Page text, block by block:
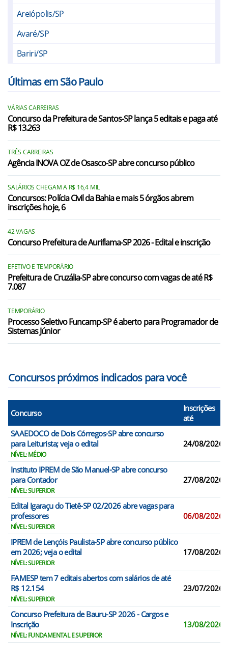
Areiópolis/SP
Avaré/SP
Bariri/SP
Bocaina/SP
Boracéia/SP
Borebi/SP
Botucatu/SP
Cabrália Paulista/SP
Dois Córregos/SP
Igaraçu do Tietê/SP
Itapuí/SP
Itatinga/SP
Jaú/SP
Lençóis Paulista/SP
Macatuba/SP
Últimas em São Paulo
VÁRIAS CARREIRAS
Concurso da Prefeitura de Santos-SP lança 5 editais e paga até
R$ 13.263
TRÊS CARREIRAS
Agência INOVA OZ de Osasco-SP abre concurso público
SALÁRIOS CHEGAM A R$ 16,4 MIL
Concursos: Polícia Civil da Bahia e mais 5 órgãos abrem
inscrições hoje, 6
42 VAGAS
Concurso Prefeitura de Auriflama-SP 2026 - Edital e inscrição
EFETIVO E TEMPORÁRIO
Prefeitura de Cruzália-SP abre concurso com vagas de até R$
7.087
TEMPORÁRIO
Processo Seletivo Funcamp-SP é aberto para Programador de
Sistemas Júnior
Concursos próximos indicados para você
Concurso
Inscrições
até
SAAEDOCO de Dois Córregos-SP abre concurso
para Leiturista; veja o edital
NÍVEL: MÉDIO
24/08/2026
Instituto IPREM de São Manuel-SP abre concurso
para Contador
NÍVEL: SUPERIOR
27/08/2026
Edital Igaraçu do Tietê-SP 02/2026 abre vagas para
professores
NÍVEL: SUPERIOR
06/08/2026
IPREM de Lençóis Paulista-SP abre concurso público
em 2026; veja o edital
NÍVEL: SUPERIOR
17/08/2026
FAMESP tem 7 editais abertos com salários de até
R$ 12.154
NÍVEL: SUPERIOR
23/07/2026
Concurso Prefeitura de Bauru-SP 2026 - Cargos e
Inscrição
NÍVEL: FUNDAMENTAL E SUPERIOR
13/08/2026